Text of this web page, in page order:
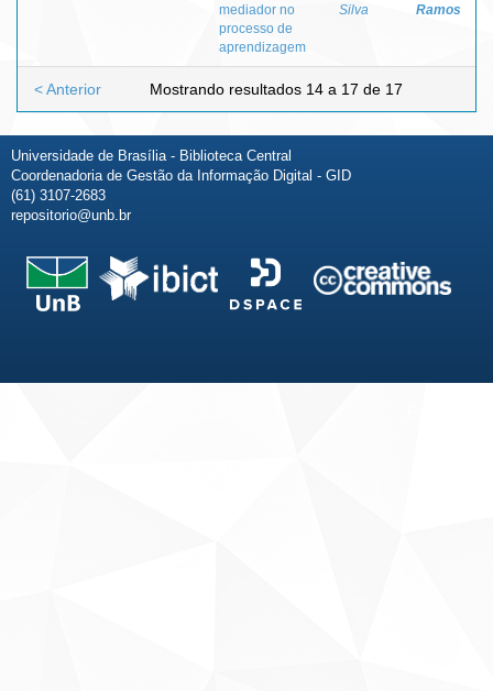
mediador no
processo de
aprendizagem
Silva
Ramos
Mostrando resultados 14 a 17 de 17
< Anterior
Universidade de Brasília - Biblioteca Central
Coordenadoria de Gestão da Informação Digital - GID
(61) 3107-2683
repositorio@unb.br